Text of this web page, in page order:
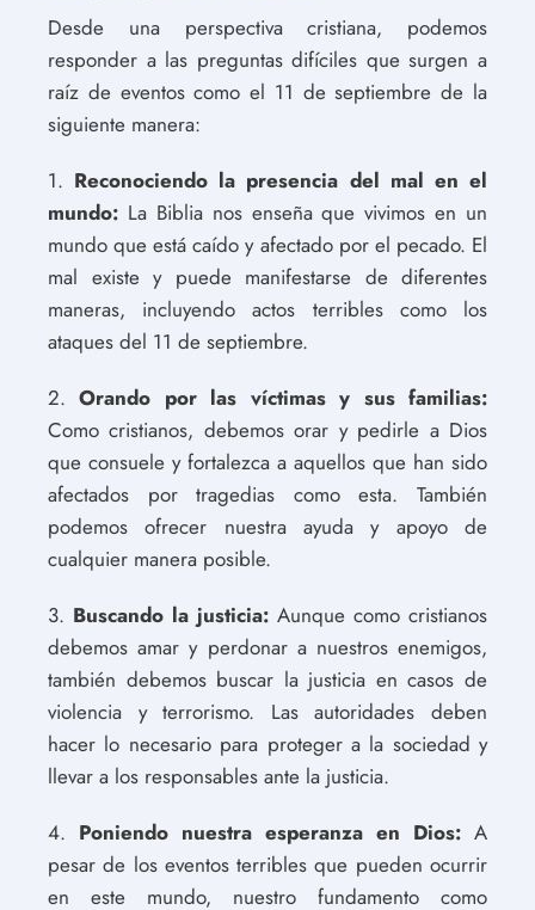
Desde una perspectiva cristiana, podemos
responder a las preguntas difíciles que surgen a
raíz de eventos como el 11 de septiembre de la
siguiente manera:
1. Reconociendo la presencia del mal en el
mundo: La Biblia nos enseña que vivimos en un
mundo que está caído y afectado por el pecado. El
mal existe y puede manifestarse de diferentes
maneras, incluyendo actos terribles como los
ataques del 11 de septiembre.
2.Orando por las víctimas y sus familias:
Como cristianos, debemos orar y pedirle a Dios
que consuele y fortalezca a aquellos que han sido
afectados por tragedias como esta. También
podemos ofrecer nuestra ayuda y apoyo de
cualquier manera posible.
3. Buscando la justicia: Aunque como cristianos
debemos amar y perdonar a nuestros enemigos,
también debemos buscar la justicia en casos de
violencia y terrorismo. Las autoridades deben
hacer lo necesario para proteger a la sociedad y
llevar a los responsables ante la justicia.
4. Poniendo nuestra esperanza en Dios: A
pesar de los eventos terribles que pueden ocurrir
en este mundo, nuestro fundamento como